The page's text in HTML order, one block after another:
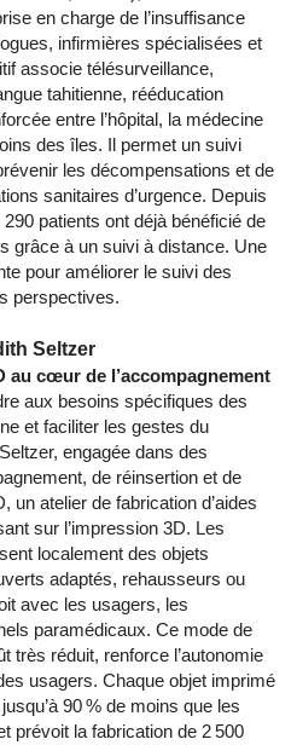
en charge de l’insuffisance
infirmières spécialisées et
associe télésurveillance,
tahitienne, rééducation
entre l’hôpital, la médecine
des îles. Il permet un suivi
les décompensations et de
sanitaires d’urgence. Depuis
patients ont déjà bénéficié de
grâce à un suivi à distance. Une
pour améliorer le suivi des
perspectives.
Seltzer
au cœur de l’accompagnement
aux besoins spécifiques des
et faciliter les gestes du
engagée dans des
de réinsertion et de
un atelier de fabrication d’aides
sur l’impression 3D. Les
localement des objets
adaptés, rehausseurs ou
avec les usagers, les
paramédicaux. Ce mode de
très réduit, renforce l’autonomie
usagers. Chaque objet imprimé
90 % de moins que les
prévoit la fabrication de 2 500